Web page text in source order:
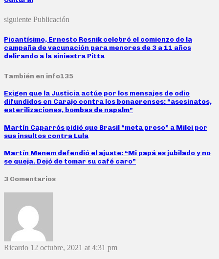
siguiente Publicación
Picantísimo, Ernesto Resnik celebró el comienzo de la
campaña de vacunación para menores de 3 a 11 años
delirando a la siniestra Pitta
También en info135
Exigen que la Justicia actúe por los mensajes de odio
difundidos en Carajo contra los bonaerenses: “asesinatos,
esterilizaciones, bombas de napalm”
Martín Caparrós pidió que Brasil “meta preso” a Milei por
sus insultos contra Lula
Martín Menem defendió el ajuste: “Mi papá es jubilado y no
se queja. Dejó de tomar su café caro”
3 Comentarios
Ricardo 12 octubre, 2021 at 4:31 pm